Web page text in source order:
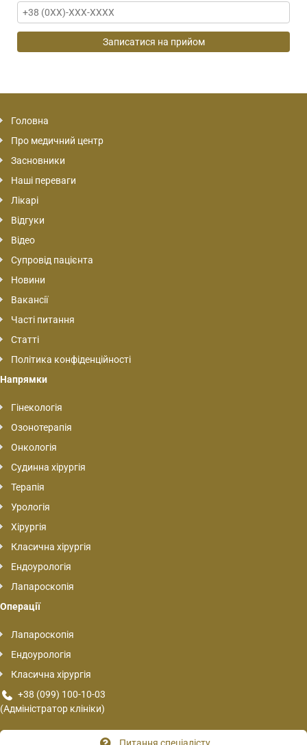
Головна
Про медичний центр
Засновники
Наші переваги
Лікарі
Відгуки
Відео
Супровід пацієнта
Новини
Вакансії
Часті питання
Статті
Політика конфіденційності
Напрямки
Гінекологія
Озонотерапія
Онкологія
Судинна хірургія
Терапія
Урологія
Хірургія
Класична хірургія
Ендоурологія
Лапароскопія
Операції
Лапароскопія
Ендоурологія
Класична хірургія
+38 (099) 100-10-03
(Адміністратор клініки)